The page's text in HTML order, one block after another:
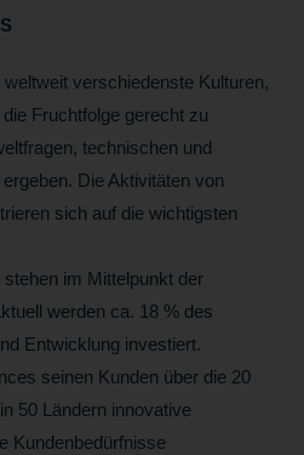
verschiedenste Kulturen,
Fruchtfolge gerecht zu
technischen und
Die Aktivitäten von
sich auf die wichtigsten
im Mittelpunkt der
werden ca. 18 % des
Entwicklung investiert.
seinen Kunden über die 20
50 Ländern innovative
Kundenbedürfnisse